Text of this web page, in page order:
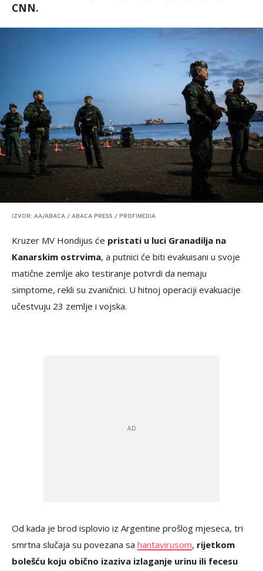
CNN.
IZVOR: AA/ABACA / ABACA PRESS / PROFIMEDIA
Kruzer MV Hondijus će pristati u luci Granadilja na
Kanarskim ostrvima, a putnici će biti evakuisani u svoje
matične zemlje ako testiranje potvrdi da nemaju
simptome, rekli su zvaničnici. U hitnoj operaciji evakuacije
učestvuju 23 zemlje i vojska.
Od kada je brod isplovio iz Argentine prošlog mjeseca, tri
smrtna slučaja su povezana sa hantavirusom, rijetkom
bolešću koju obično izaziva izlaganje urinu ili fecesu